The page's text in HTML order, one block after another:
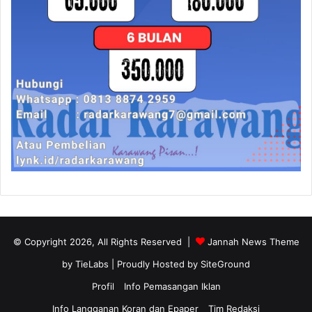
© Copyright 2026, All Rights Reserved |
Jannah News Theme
by TieLabs | Proudly Hosted by SiteGround
Profil
Info Pemasangan Iklan
Info Langganan Koran dan Epaper
Tim Redaksi